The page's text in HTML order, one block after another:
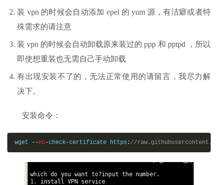
装 vpn 的时候会自动添加 epel 的 yum 源，有洁癖或者特
殊需求的请注意
装 vpn 的时候会自动卸载原来装过的 ppp 和 pptpd ，所以
即使想重装也无需自己手动卸载
有出现安装不了的，无法正常使用的请留言，我尽力解
决下。
安装命令：
wget --no-check-certificate https : //